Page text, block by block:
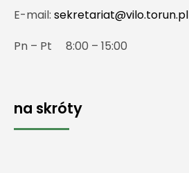
E-mail: sekretariat@vilo.torun.pl
Pn – Pt 8:00 – 15:00
na skróty